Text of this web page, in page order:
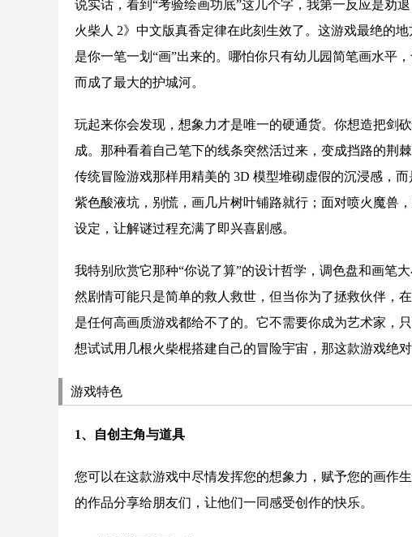
说实话，看到“考验绘画功底”这几个字，我第一反应是劝
火柴人 2》中文版真香定律在此刻生效了。这游戏最绝的
是你一笔一划“画”出来的。哪怕你只有幼儿园简笔画水平
而成了最大的护城河。
玩起来你会发现，想象力才是唯一的硬通货。你想造把剑
成。那种看着自己笔下的线条突然活过来，变成挡路的荆
传统冒险游戏那样用精美的 3D 模型堆砌虚假的沉浸感，
紫色酸液坑，别慌，画几片树叶铺路就行；面对喷火魔兽
设定，让解谜过程充满了即兴喜剧感。
我特别欣赏它那种“你说了算”的设计哲学，调色盘和画笔
然剧情可能只是简单的救人救世，但当你为了拯救伙伴，
是任何高画质游戏都给不了的。它不需要你成为艺术家，
想试试用几根火柴棍搭建自己的冒险宇宙，那这款游戏绝
游戏特色
1、自创主角与道具
您可以在这款游戏中尽情发挥您的想象力，赋予您的画作
的作品分享给朋友们，让他们一同感受创作的快乐。